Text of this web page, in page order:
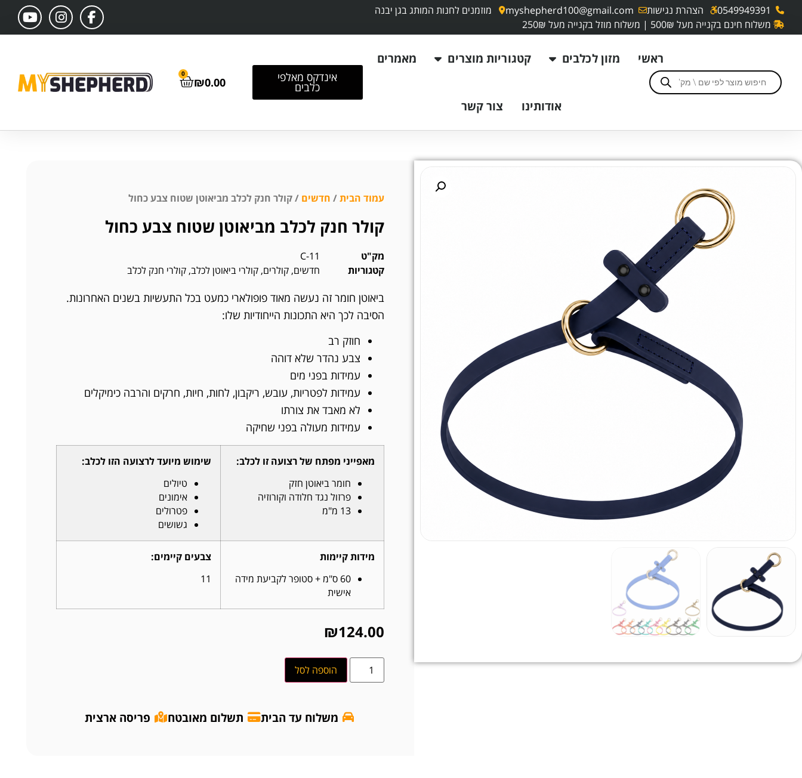
0549949391 הצהרת נגישות myshepherd100@gmail.com
מוזמנים לחנות המותג בגן יבנה
משלוח חינם בקנייה מעל 500₪ | משלוח מוזל בקנייה מעל 250₪
ראשי מזון לכלבים קטגוריות מוצרים מאמרים
אודותינו צור קשר
אינדקס מאלפי
כלבים ₪0.00
0
עמוד הבית/ חדשים / קולר חנק לכלב מביאוטן שטוח צבע כחול
קולר חנק לכלב מביאוטן שטוח צבע כחול
מק"ט
C-11
קטגוריות
חדשים, קולרים, קולרי ביאוטן לכלב, קולרי חנק לכלב
ביאוטן חומר זה נעשה מאוד פופולארי כמעט בכל התעשיות בשנים האחרונות.
הסיבה לכך היא התכונות הייחודיות שלו:
חוזק רב
צבע נהדר שלא דוהה
עמידות בפני מים
עמידות לפטריות, עובש, ריקבון, לחות, חיות, חרקים והרבה כימיקלים
לא מאבד את צורתו
עמידות מעולה בפני שחיקה
מאפייני מפתח של רצועה זו לכלב:
חומר ביאוטן חזק
פרזול נגד חלודה וקורוזיה
13 מ"מ
שימוש מיועד לרצועה הזו לכלב:
טיולים
אימונים
פטרולים
גשושים
מידות קיימות
60 ס"מ + סטופר לקביעת מידה
אישית
צבעים קיימים:
11
₪124.00
הוספה לסל
משלוח עד הבית תשלום מאובטח פריסה ארצית